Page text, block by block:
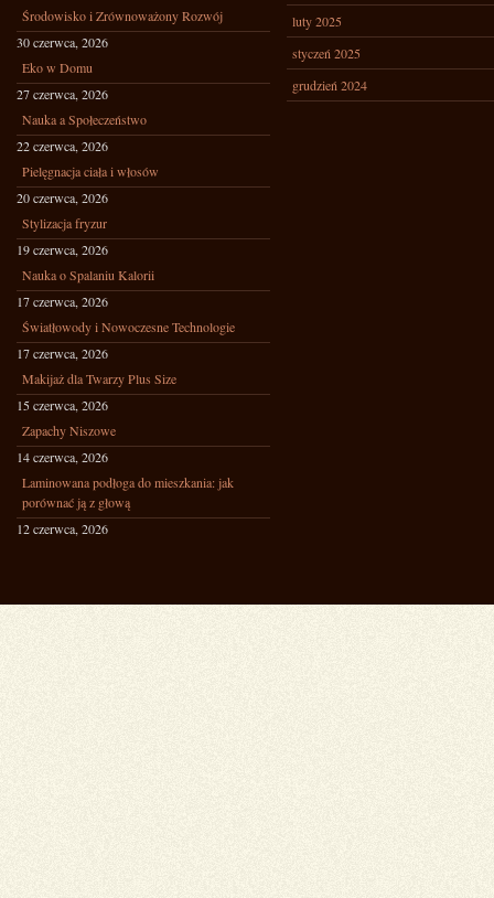
Środowisko i Zrównoważony Rozwój
30 czerwca, 2026
Eko w Domu
27 czerwca, 2026
Nauka a Społeczeństwo
22 czerwca, 2026
Pielęgnacja ciała i włosów
20 czerwca, 2026
Stylizacja fryzur
19 czerwca, 2026
Nauka o Spalaniu Kalorii
17 czerwca, 2026
Światłowody i Nowoczesne Technologie
17 czerwca, 2026
Makijaż dla Twarzy Plus Size
15 czerwca, 2026
Zapachy Niszowe
14 czerwca, 2026
Laminowana podłoga do mieszkania: jak
porównać ją z głową
12 czerwca, 2026
luty 2025
styczeń 2025
grudzień 2024